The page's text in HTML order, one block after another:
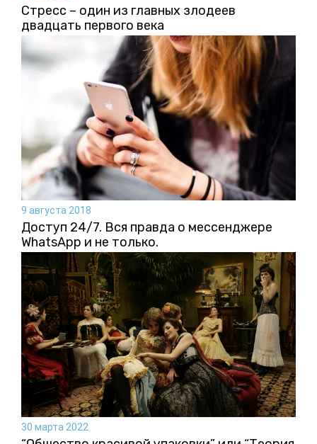
Стресс – один из главных злодеев
двадцать первого века
9 августа 2018
Доступ 24/7. Вся правда о мессенджере
WhatsApp и не только.
30 марта 2022